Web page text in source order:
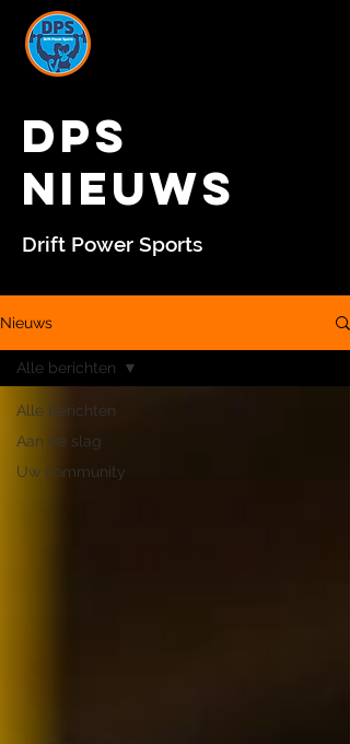
DPS
NIEUWS
Drift Power Sports
Nieuws
Alle berichten
Aan de slag
Uw community
Alle berichten